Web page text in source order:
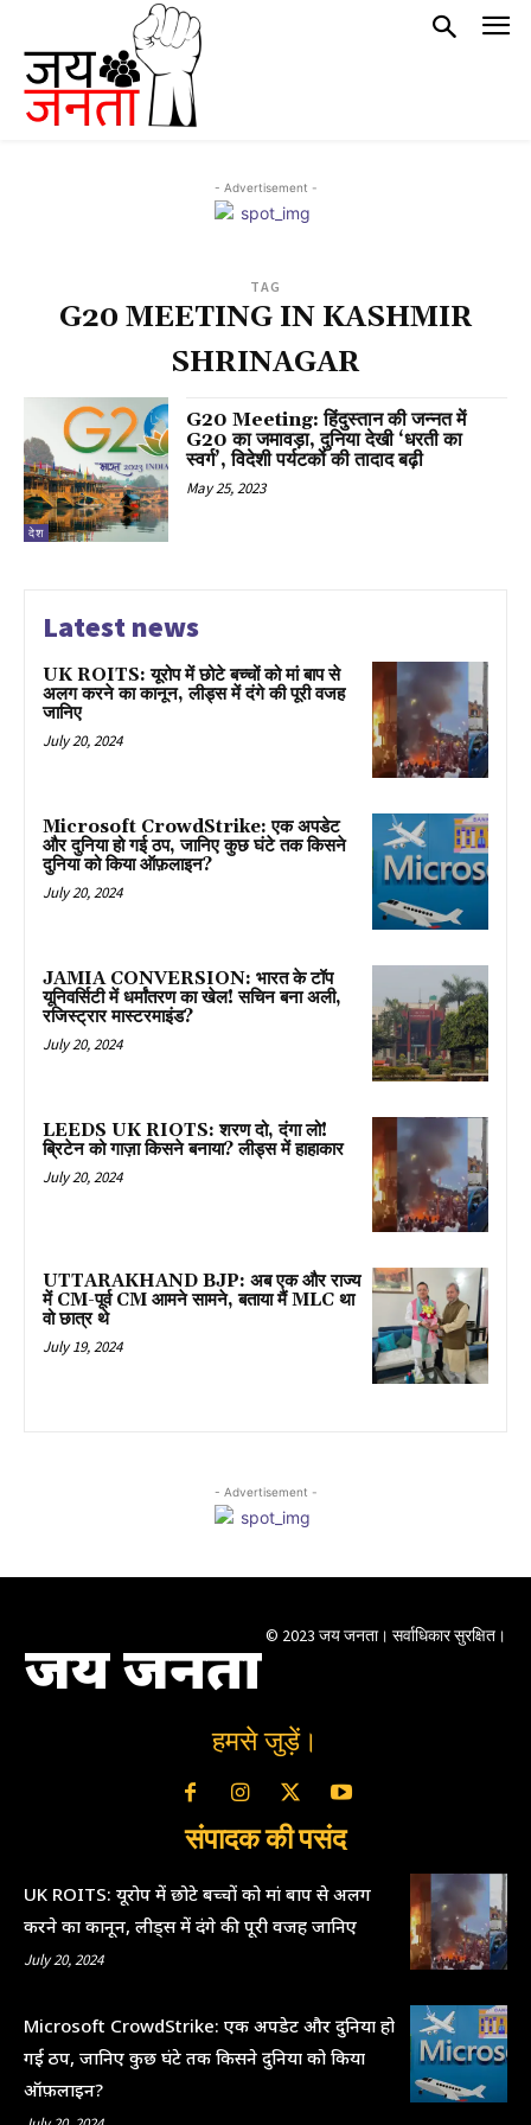
- Advertisement -
TAG
G20 MEETING IN KASHMIR
SHRINAGAR
देश
G20 Meeting: हिंदुस्तान की जन्नत में
G20 का जमावड़ा, दुनिया देखी ‘धरती का
स्वर्ग’, विदेशी पर्यटकों की तादाद बढ़ी
May 25, 2023
Latest news
UK ROITS: यूरोप में छोटे बच्चों को मां बाप से
अलग करने का कानून, लीड्स में दंगे की पूरी वजह
जानिए
July 20, 2024
Microsoft CrowdStrike: एक अपडेट
और दुनिया हो गई ठप, जानिए कुछ घंटे तक किसने
दुनिया को किया ऑफ़लाइन?
July 20, 2024
JAMIA CONVERSION: भारत के टॉप
यूनिवर्सिटी में धर्मांतरण का खेल! सचिन बना अली,
रजिस्ट्रार मास्टरमाइंड?
July 20, 2024
LEEDS UK RIOTS: शरण दो, दंगा लो!
ब्रिटेन को गाज़ा किसने बनाया? लीड्स में हाहाकार
July 20, 2024
UTTARAKHAND BJP: अब एक और राज्य
में CM-पूर्व CM आमने सामने, बताया मैं MLC था
वो छात्र थे
July 19, 2024
- Advertisement -
जय जनता © 2023 जय जनता। सर्वाधिकार सुरक्षित।
हमसे जुड़ें।
संपादक की पसंद
UK ROITS: यूरोप में छोटे बच्चों को मां बाप से अलग
करने का कानून, लीड्स में दंगे की पूरी वजह जानिए
July 20, 2024
Microsoft CrowdStrike: एक अपडेट और दुनिया हो
गई ठप, जानिए कुछ घंटे तक किसने दुनिया को किया
ऑफ़लाइन?